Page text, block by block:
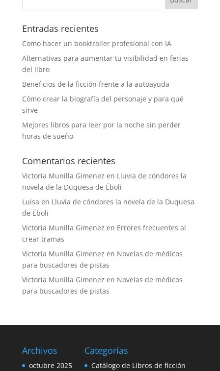
Entradas recientes
Como hacer un booktrailer profesional con IA
Alternativas para aumentar tu visibilidad en ferias
del libro
Beneficios de la ficción frente a la autoayuda
Cómo crear la biografía del personaje y para qué
sirve
Mejores libros para leer por la noche sin perder
horas de sueño
Comentarios recientes
Victoria Munilla Gimenez en Lluvia de cóndores la
novela de la Duquesa de Éboli
Luisa en Lluvia de cóndores la novela de la Duquesa
de Éboli
Victoria Munilla Gimenez en Errores frecuentes al
crear tramas
Victoria Munilla Gimenez en Novelas de médicos
para buscadores de pistas
Victoria Munilla Gimenez en Novelas de médicos
para buscadores de pistas
Archivos
octubre 2025
Categorías
Catálogo de Libros de ficción